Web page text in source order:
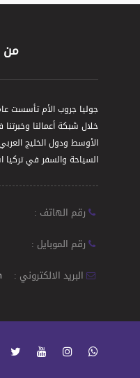
من
خلال شبكة أعمالنا
الأوسط ودول الخليج
السياحة والسفر في تركيا
رقم الهاتف :
رقم الموبايل :
البريد الالكتروني :